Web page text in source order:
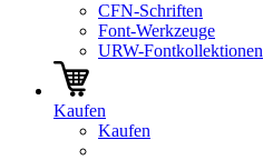
CFN-Schriften
Font-Werkzeuge
URW-Fontkollektionen
Kaufen
Kaufen